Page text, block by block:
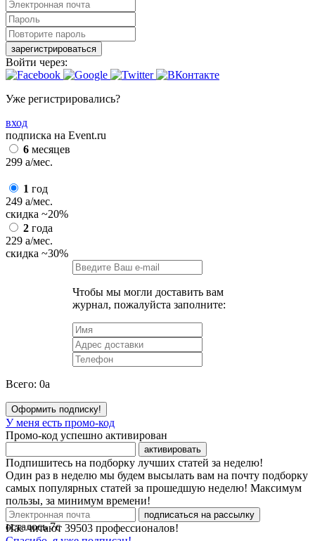
зарегистрироваться
Войти через:
Уже регистрировались?
вход
подписка на Event.ru
6 месяцев
299 a/мес.
1 год
249 a/мес.
скидка ~20%
2 года
229 a/мес.
скидка ~30%
Чтобы мы могли доставить вам
журнал, пожалуйста заполните:
Всего: 0a
Оформить подписку!
У меня есть промо-код
Промо-код успешно активирован
активировать
Подпишитесь на подборку лучших статей за неделю!
Один раз в неделю мы будем высылать вам на почту подборку
самых популярных статей за прошедшую неделю! Максимум
пользы, за минимум времени!
подписаться на рассылку
Нас читают 39503 профессионалов!
осталось7с